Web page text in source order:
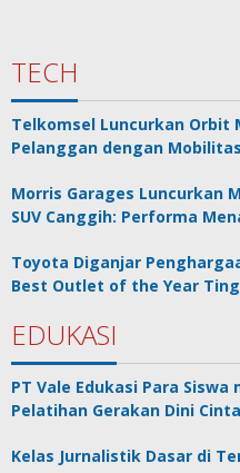
TECH
Telkomsel Luncurkan Orbit
Pelanggan dengan
Morris Garages Luncurkan
SUV Canggih: Performa
Toyota Diganjar
Best Outlet of the Year
EDUKASI
PT Vale Edukasi Para Siswa
Pelatihan Gerakan Dini
Kelas Jurnalistik Dasar di